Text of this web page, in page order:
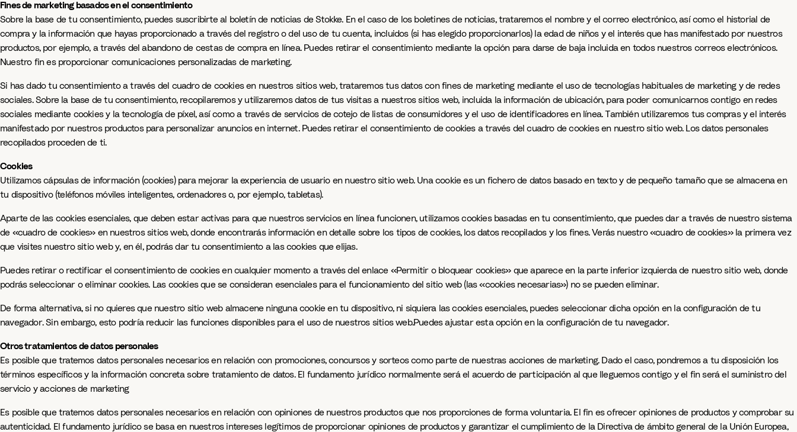
Fines de marketing basados en el consentimiento
Sobre la base de tu consentimiento, puedes suscribirte al boletín de noticias de Stokke. En el caso de los boletines de noticias, trataremos el nombre y el correo electrónico, así como el historial de
compra y la información que hayas proporcionado a través del registro o del uso de tu cuenta, incluidos (si has elegido proporcionarlos) la edad de niños y el interés que has manifestado por nuestros
productos, por ejemplo, a través del abandono de cestas de compra en línea. Puedes retirar el consentimiento mediante la opción para darse de baja incluida en todos nuestros correos electrónicos.
Nuestro fin es proporcionar comunicaciones personalizadas de marketing.
Si has dado tu consentimiento a través del cuadro de cookies en nuestros sitios web, trataremos tus datos con fines de marketing mediante el uso de tecnologías habituales de marketing y de redes
sociales. Sobre la base de tu consentimiento, recopilaremos y utilizaremos datos de tus visitas a nuestros sitios web, incluida la información de ubicación, para poder comunicarnos contigo en redes
sociales mediante cookies y la tecnología de píxel, así como a través de servicios de cotejo de listas de consumidores y el uso de identificadores en línea. También utilizaremos tus compras y el interés
manifestado por nuestros productos para personalizar anuncios en internet. Puedes retirar el consentimiento de cookies a través del cuadro de cookies en nuestro sitio web. Los datos personales
recopilados proceden de ti.
Cookies
Utilizamos cápsulas de información (cookies) para mejorar la experiencia de usuario en nuestro sitio web. Una cookie es un fichero de datos basado en texto y de pequeño tamaño que se almacena en
tu dispositivo (teléfonos móviles inteligentes, ordenadores o, por ejemplo, tabletas).
Aparte de las cookies esenciales, que deben estar activas para que nuestros servicios en línea funcionen, utilizamos cookies basadas en tu consentimiento, que puedes dar a través de nuestro sistema
de «cuadro de cookies» en nuestros sitios web, donde encontrarás información en detalle sobre los tipos de cookies, los datos recopilados y los fines. Verás nuestro «cuadro de cookies» la primera vez
que visites nuestro sitio web y, en él, podrás dar tu consentimiento a las cookies que elijas.
Puedes retirar o rectificar el consentimiento de cookies en cualquier momento a través del enlace «Permitir o bloquear cookies» que aparece en la parte inferior izquierda de nuestro sitio web, donde
podrás seleccionar o eliminar cookies. Las cookies que se consideran esenciales para el funcionamiento del sitio web (las «cookies necesarias») no se pueden eliminar.
De forma alternativa, si no quieres que nuestro sitio web almacene ninguna cookie en tu dispositivo, ni siquiera las cookies esenciales, puedes seleccionar dicha opción en la configuración de tu
navegador. Sin embargo, esto podría reducir las funciones disponibles para el uso de nuestros sitios web.Puedes ajustar esta opción en la configuración de tu navegador.
Otros tratamientos de datos personales
Es posible que tratemos datos personales necesarios en relación con promociones, concursos y sorteos como parte de nuestras acciones de marketing. Dado el caso, pondremos a tu disposición los
términos específicos y la información concreta sobre tratamiento de datos. El fundamento jurídico normalmente será el acuerdo de participación al que lleguemos contigo y el fin será el suministro del
servicio y acciones de marketing
Es posible que tratemos datos personales necesarios en relación con opiniones de nuestros productos que nos proporciones de forma voluntaria. El fin es ofrecer opiniones de productos y comprobar su
autenticidad. El fundamento jurídico se basa en nuestros intereses legítimos de proporcionar opiniones de productos y garantizar el cumplimiento de la Directiva de ámbito general de la Unión Europea,